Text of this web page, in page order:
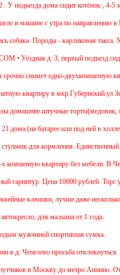
У подъезда дома сидит котёнок , 4-5
в машине с утра по направлению в
собака. Породы - карликовая такса.
• Уездная д. 3, первый подъезд
снимет одно-двухкомнатную
квартиру в мкр.Губернский
домашние штучные торты(медовик,
дома (на батарее или под ней в
для кормления. Единственный
комнатную квартиру без мебели. В
гарнитур. Цена 10000 рублей. Торг
клюшки, лучше даже несколько:)
для малыша от 1 года.
мужчиной спортивная сумка.
в д. Чепелево просьба откликнуться.
в Москву до метро Аннино.